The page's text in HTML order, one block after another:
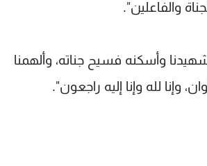
والفاعلين".
وأسكنه فسيح جناته، وألهمنا
وإنا لله وإنا إليه راجعون".